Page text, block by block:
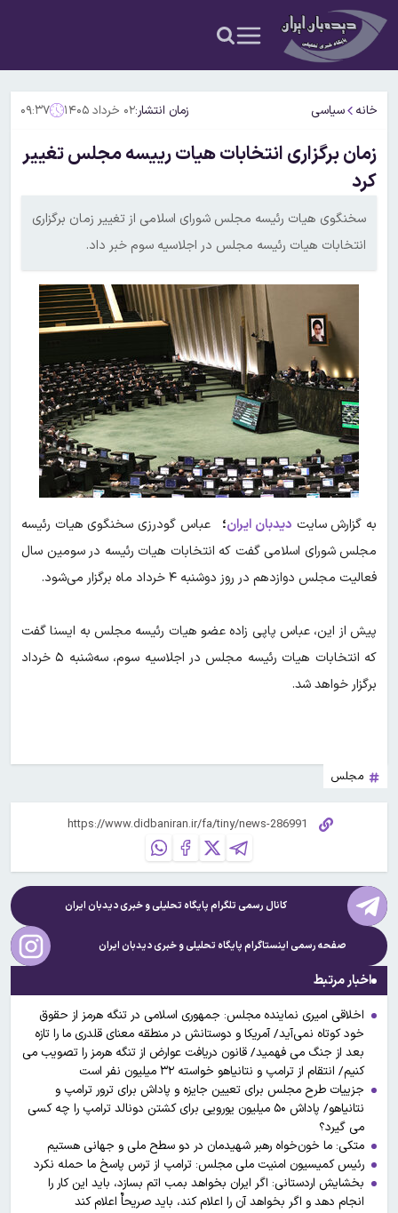
خانه سیاسی زمان انتشار:۰۲ خرداد ۱۴۰۵ ۰۹:۳۷
زمان برگزاری انتخابات هیات رییسه مجلس تغییر
کرد
سخنگوی هیات رئیسه مجلس شورای اسلامی از تغییر زمان برگزاری
انتخابات هیات رئیسه مجلس در اجلاسیه سوم خبر داد.
به گزارش سایت دیدبان ایران؛ عباس گودرزی سخنگوی هیات رئیسه
مجلس شورای اسلامی گفت که انتخابات هیات رئیسه در سومین سال
فعالیت مجلس دوازدهم در روز دوشنبه ۴ خرداد ماه برگزار می‌شود.
پیش از این، عباس پاپی زاده عضو هیات رئیسه مجلس به ایسنا گفت
که انتخابات هیات رئیسه مجلس در اجلاسیه سوم، سه‌شنبه ۵ خرداد
برگزار خواهد شد.
مجلس
کانال رسمی تلگرام پایگاه تحلیلی و خبریدیدبان ایران
صفحه رسمی اینستاگرام پایگاه تحلیلی و خبریدیدبان ایران
اخبار مرتبط
اخلاقی امیری نماینده مجلس: جمهوری اسلامی در تنگه هرمز از حقوق
خود کوتاه نمی‌آید/ آمریکا و دوستانش در منطقه معنای قلدری ما را تازه
بعد از جنگ می فهمید/ قانون دریافت عوارض از تنگه هرمز را تصویب می
کنیم/ انتقام از ترامپ و نتانیاهو خواسته ۳۲ میلیون نفر است
جزییات طرح مجلس برای تعیین جایزه و پاداش برای ترور ترامپ و
نتانیاهو/ پاداش ۵۰ میلیون یورویی برای کشتن دونالد ترامپ را چه کسی
می گیرد؟
متکی: ما خون‌خواه رهبر شهیدمان در دو سطح ملی و جهانی هستیم
رئیس کمیسیون امنیت ملی مجلس: ترامپ از ترس پاسخ ما حمله نکرد
بخشایش اردستانی: اگر ایران بخواهد بمب اتم بسازد، باید این کار را
انجام دهد و اگر بخواهد آن را اعلام کند، باید صریحاٌ اعلام کند